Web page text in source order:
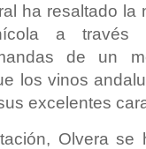
ha resaltado la
a través
de un
los vinos
excelentes
Olvera se